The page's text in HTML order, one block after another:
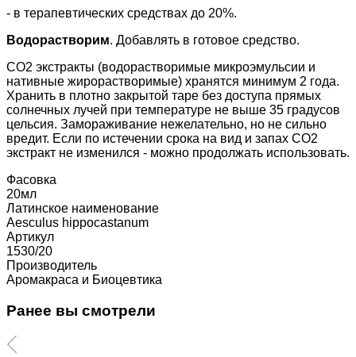
- в терапевтических средствах до 20%.
Водорастворим. Добавлять в готовое средство.
СО2 экстракты (водорастворимые микроэмульсии и
нативные жирорастворимые) хранятся минимум 2 года.
Хранить в плотно закрытой таре без доступа прямых
солнечных лучей при температуре не выше 35 градусов
цельсия. Замораживание нежелательно, но не сильно
вредит. Если по истечении срока на вид и запах СО2
экстракт не изменился - можно продолжать использовать.
Фасовка
20мл
Латинское наименование
Aesculus hippocastanum
Артикул
1530/20
Производитель
Аромакраса и Биоцевтика
Ранее вы смотрели